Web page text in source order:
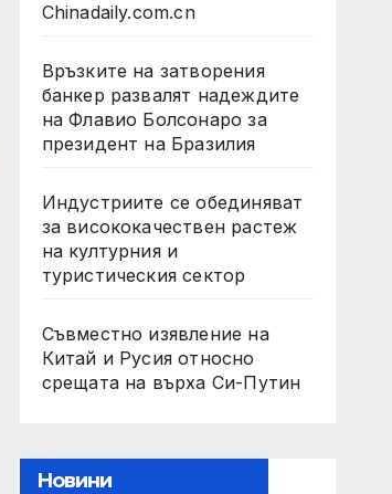
Chinadaily.com.cn
Връзките на затворения
банкер развалят надеждите
на Флавио Болсонаро за
президент на Бразилия
Индустриите се обединяват
за висококачествен растеж
на културния и
туристическия сектор
Съвместно изявление на
Китай и Русия относно
срещата на върха Си-Путин
Новини